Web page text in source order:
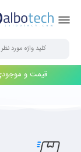
قیمت و